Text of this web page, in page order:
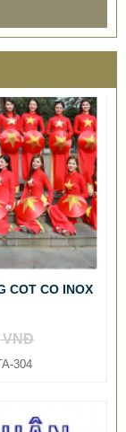
COT CO INOX